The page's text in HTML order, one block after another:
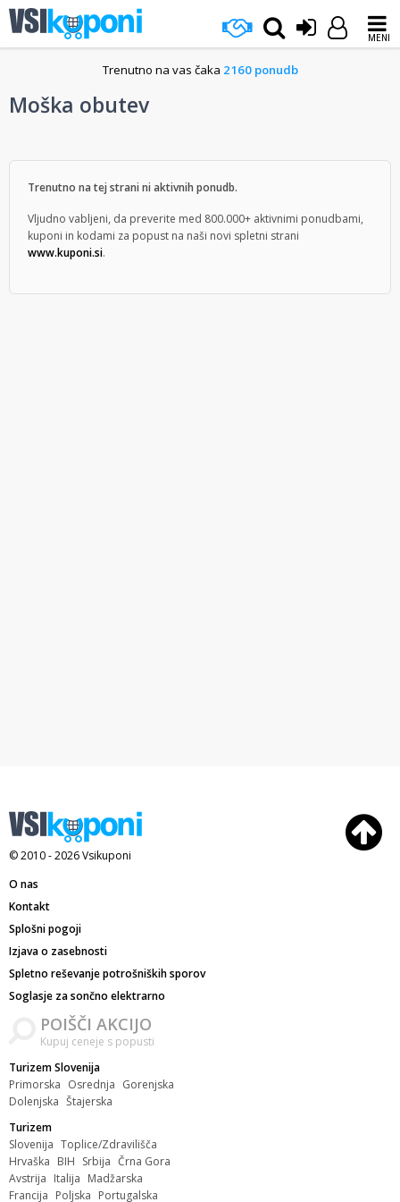
MENI
Trenutno na vas čaka 2160 ponudb
Moška obutev
Trenutno na tej strani ni aktivnih ponudb.
Vljudno vabljeni, da preverite med 800.000+ aktivnimi ponudbami,
kuponi in kodami za popust na naši novi spletni strani
www.kuponi.si.
© 2010 - 2026Vsikuponi
O nas
Kontakt
Splošni pogoji
Izjava o zasebnosti
Spletno reševanje potrošniških sporov
Soglasje za sončno elektrarno
POIŠČI AKCIJO
Kupuj ceneje s popusti
Turizem Slovenija
Primorska Osrednja Gorenjska
Dolenjska Štajerska
Turizem
Slovenija Toplice/Zdravilišča
Hrvaška BIH Srbija Črna Gora
Avstrija Italija Madžarska
Francija Poljska Portugalska